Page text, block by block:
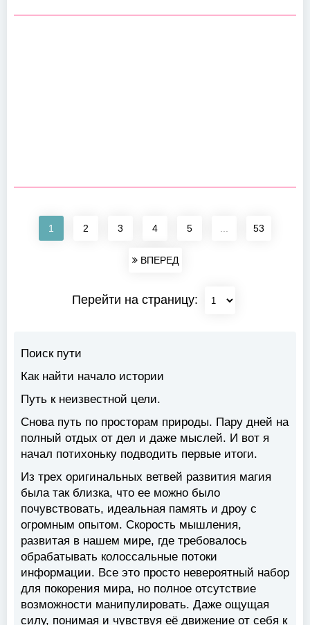
1 2 3 4 5 ... 53
ВПЕРЕД
Перейти на страницу:
Поиск пути
Как найти начало истории
Путь к неизвестной цели.
Снова путь по просторам природы. Пару дней на
полный отдых от дел и даже мыслей. И вот я
начал потихоньку подводить первые итоги.
Из трех оригинальных ветвей развития магия
была так близка, что ее можно было
почувствовать, идеальная память и дроу с
огромным опытом. Скорость мышления,
развитая в нашем мире, где требовалось
обрабатывать колоссальные потоки
информации. Все это просто невероятный набор
для покорения мира, но полное отсутствие
возможности манипулировать. Даже ощущая
силу, понимая и чувствуя её движение от себя к